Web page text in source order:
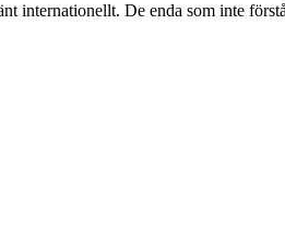
internationellt. De enda som inte